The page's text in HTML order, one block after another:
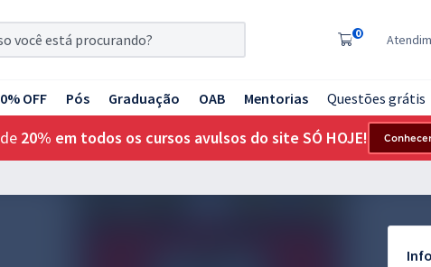
0
OFF Pós Graduação OAB Mentorias Questões grátis
20% em todos os cursos avulsos do site SÓ HOJE!